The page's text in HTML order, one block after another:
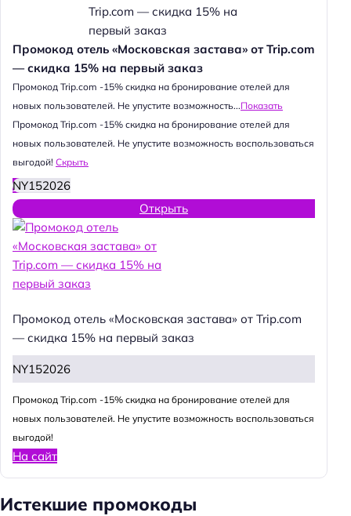
Промокод отель «Московская застава» от Trip.com
— скидка 15% на первый заказ
Промокод Trip.com -15% скидка на бронирование отелей для
новых пользователей. Не упустите возможность...Показать
Промокод Trip.com -15% скидка на бронирование отелей для
новых пользователей. Не упустите возможность воспользоваться
выгодой! Скрыть
NY152026
Открыть
Промокод отель «Московская застава» от Trip.com
— скидка 15% на первый заказ
NY152026
Промокод Trip.com -15% скидка на бронирование отелей для
новых пользователей. Не упустите возможность воспользоваться
выгодой!
На сайт
Истекшие промокоды